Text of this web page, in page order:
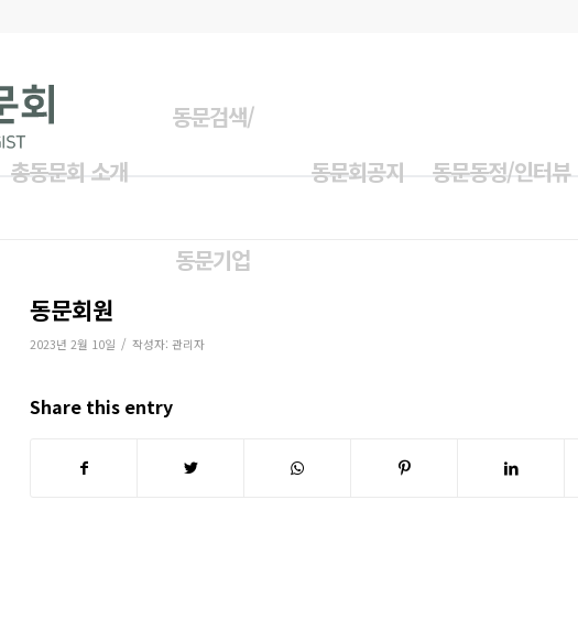
총동문회 소개
동문검색/
동문기업
동문회공지 동문동정/인터뷰
동문회원
2023년 2월 10일 / 작성자: 관리자
Share this entry